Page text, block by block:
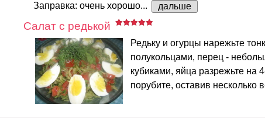
Заправка: очень хорошо...
дальше
Салат с редькой
Редьку и огурцы нарежьте
полукольцами, перец -
кубиками, яйца разрежьте на
порубите, оставив несколько